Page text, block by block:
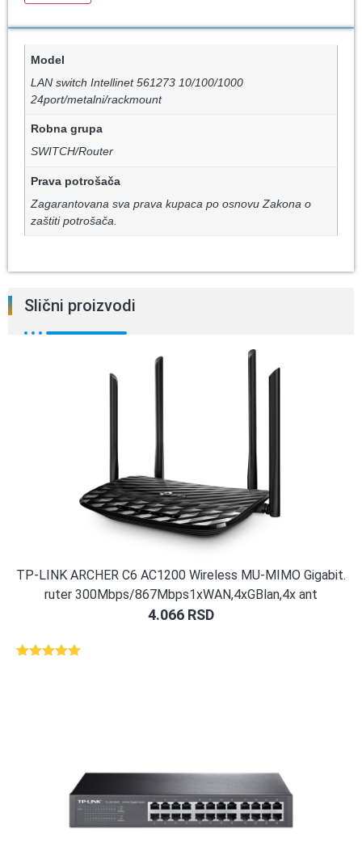
Model
LAN switch Intellinet 561273 10/100/1000
24port/metalni/rackmount
Robna grupa
SWITCH/Router
Prava potrošača
Zagarantovana sva prava kupaca po osnovu Zakona o
zaštiti potrošača.
Slični proizvodi
TP-LINK ARCHER C6 AC1200 Wireless MU-MIMO Gigabit.
ruter 300Mbps/867Mbps1xWAN,4xGBlan,4x ant
4.066 RSD